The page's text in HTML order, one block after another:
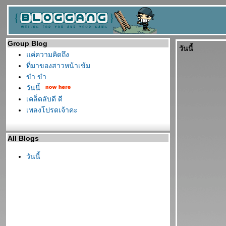
Group Blog
ค่ความคิดถึง
ที่มาของสาวหน้าเข้ม
ขำ ขำ
วันนี้
เคล็ดลับดี ดี
เพลงโปรดเจ้าคะ
All Blogs
วันนี้
วันนี้